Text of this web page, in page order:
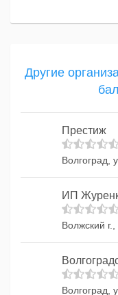
Другие
Престиж
Волгоград,
ИП
Волжский
Волгоград,